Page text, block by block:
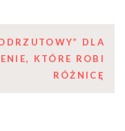
DLA
KTÓRE ROBI
RÓŻNICĘ